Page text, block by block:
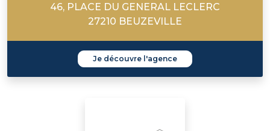
46, PLACE DU GENERAL LECLERC
27210 BEUZEVILLE
Je découvre l'agence